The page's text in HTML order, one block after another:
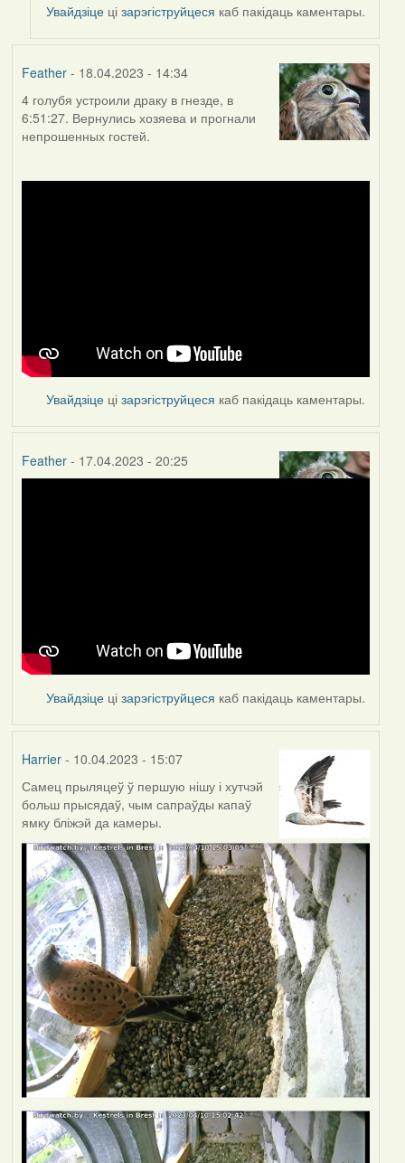
Lighty
Увайдзіце цізарэгіструйцеся каб пакідаць каментары.
Feather- 18.04.2023 - 14:34
4 голубя устроили драку в гнезде, в
6:51:27. Вернулись хозяева и прогнали
непрошенных гостей.
Увайдзіце цізарэгіструйцеся каб пакідаць каментары.
Feather- 17.04.2023 - 20:25
Увайдзіце цізарэгіструйцеся каб пакідаць каментары.
Harrier- 10.04.2023 - 15:07
Самец прыляцеў ў першую нішу і хутчэй
больш прысядаў, чым сапраўды капаў
ямку бліжэй да камеры.